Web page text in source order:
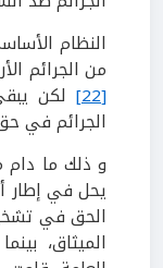
النظام
من الجرائم
[22]
لكن
الجرائم في
و ذلك ما دام
يحل في إطار
الميثاق،